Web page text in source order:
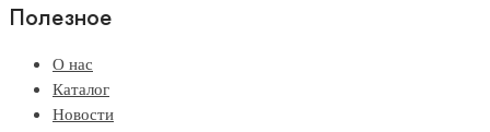
Полезное
О нас
Каталог
Новости